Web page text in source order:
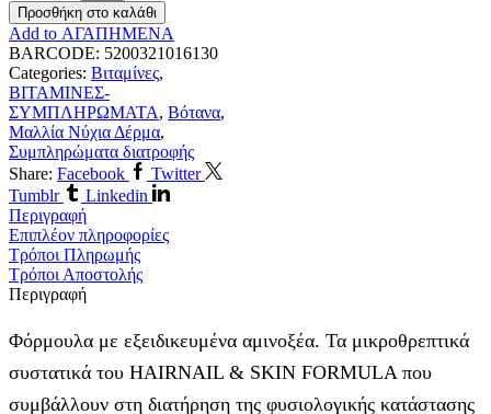
Προσθήκη στο καλάθι
Add to ΑΓΑΠΗΜΕΝΑ
BARCODE: 5200321016130
Categories: Βιταμίνες,
ΒΙΤΑΜΙΝΕΣ-
ΣΥΜΠΛΗΡΩΜΑΤΑ, Βότανα,
Μαλλία Νύχια Δέρμα,
Συμπληρώματα διατροφής
Share: Facebook
Twitter
Tumblr
Linkedin
Περιγραφή
Επιπλέον πληροφορίες
Τρόποι Πληρωμής
Τρόποι Αποστολής
Περιγραφή
Φόρμουλα με εξειδικευμένα αμινοξέα. Τα μικροθρεπτικά
συστατικά του HAIRNAIL & SKIN FORMULA που
συμβάλλουν στη διατήρηση της φυσιολογικής κατάστασης